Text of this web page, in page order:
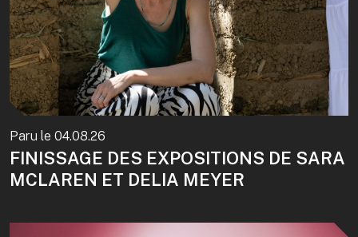
Paru le 04.08.26
FINISSAGE DES EXPOSITIONS DE SARA
MCLAREN ET DELIA MEYER